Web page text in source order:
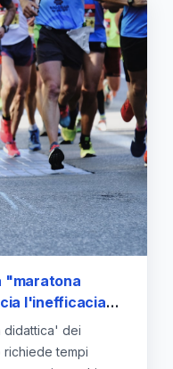
"maratona
l'inefficacia
scolastici
didattica' dei
tempi